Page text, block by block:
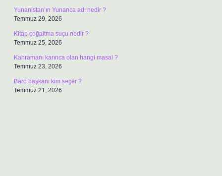
Yunanistan’ın Yunanca adı nedir ?
Temmuz 29, 2026
Kitap çoğaltma suçu nedir ?
Temmuz 25, 2026
Kahramanı karınca olan hangi masal ?
Temmuz 23, 2026
Baro başkanı kim seçer ?
Temmuz 21, 2026